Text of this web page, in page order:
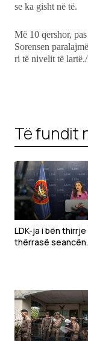
se ka gisht në të.
Më 10 qershor,
Sorensen
ri të nivelit të lartë./
Të fundit
LDK-ja i bën
thërrasë seancën